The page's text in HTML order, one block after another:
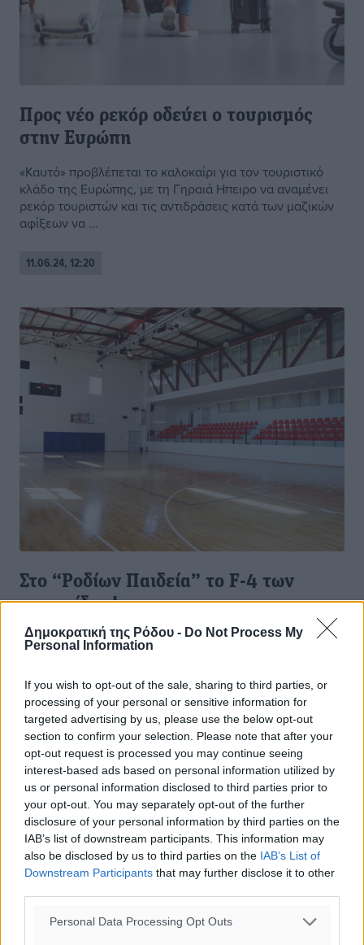
Δημοκρατική της Ρόδου - Do Not Process My
Personal Information
If you wish to opt-out of the sale, sharing to third parties, or
processing of your personal or sensitive information for
targeted advertising by us, please use the below opt-out
section to confirm your selection. Please note that after your
opt-out request is processed you may continue seeing
interest-based ads based on personal information utilized by
us or personal information disclosed to third parties prior to
your opt-out. You may separately opt-out of the further
disclosure of your personal information by third parties on the
IAB’s list of downstream participants. This information may
also be disclosed by us to third parties on the IAB’s List of
Downstream Participants that may further disclose it to other
Personal Data Processing Opt Outs
Προς νέο ρεκόρ οδεύει ο τουρισμός
στην Ευρώπη
«Καυτό» προβλέπεται το καλοκαίρι για τον τουριστικό
κλάδο της Ευρώπης, με τη Γηραιά Ηπειρο να αναμένει
ρεκόρ τουριστών και τις αντιδράσεις κατά των μαζικών
αφίξεων να ...
11.06.24, 12:20
Στο “Ροδίων Παιδεία” το F-4 των
παμπαίδων!
Στο «Ροδίων Παιδεία» θα διεξαχθεί το φάιναλ-φορ των
παμπαίδων, το διήμερο 29-30 Ιουνίου. Εκεί θα
αγωνιστική περίοδο. Το ...
11.06.24, 12:06